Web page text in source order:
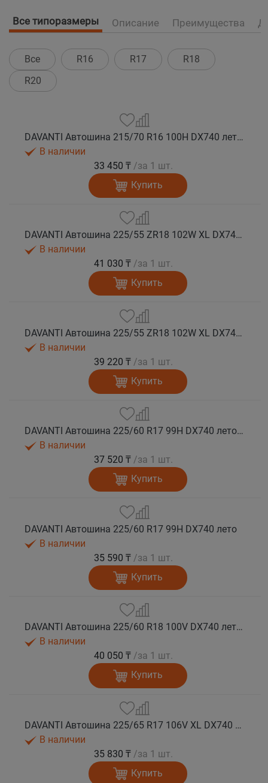
Все типоразмеры Описание Преимущества
Все R16 R17
R18
R20
DAVANTI Автошина 215/70 R16 100H DX740 лето (Таиланд)
В наличии
33 450 ₸ /за 1 шт.
Купить
DAVANTI Автошина 225/55 ZR18 102W XL DX740 RPR лето (Таиланд)
В наличии
41 030 ₸ /за 1 шт.
Купить
DAVANTI Автошина 225/55 ZR18 102W XL DX740 RPR лето
В наличии
39 220 ₸ /за 1 шт.
Купить
DAVANTI Автошина 225/60 R17 99H DX740 лето (Таиланд)
В наличии
37 520 ₸ /за 1 шт.
Купить
DAVANTI Автошина 225/60 R17 99H DX740 лето
В наличии
35 590 ₸ /за 1 шт.
Купить
DAVANTI Автошина 225/60 R18 100V DX740 лето (Таиланд)
В наличии
40 050 ₸ /за 1 шт.
Купить
DAVANTI Автошина 225/65 R17 106V XL DX740 лето (Таиланд)
В наличии
35 830 ₸ /за 1 шт.
Купить